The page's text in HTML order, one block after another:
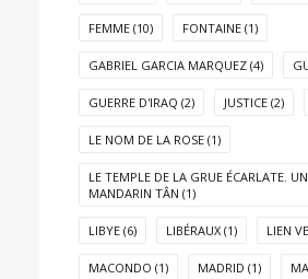
FEMME (10) FONTAINE (1)
GABRIEL GARCIA MARQUEZ (4)
GUERRE D'IRAQ (2) JUSTICE (2)
LE NOM DE LA ROSE (1)
LE TEMPLE DE LA GRUE ÉCARLATE.
MANDARIN TÂN (1)
LIBYE (6) LIBÉRAUX (1) LIEN
MACONDO (1) MADRID (1)